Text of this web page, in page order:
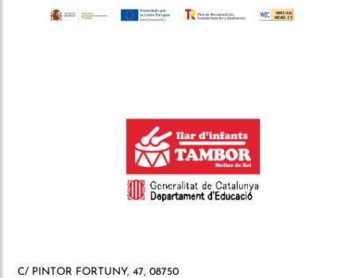
C/ PINTOR FORTUNY, 47, 08750